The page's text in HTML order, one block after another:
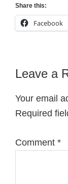
Share this:
Facebook
Reader
Leave a
Your email
Required
Comment *